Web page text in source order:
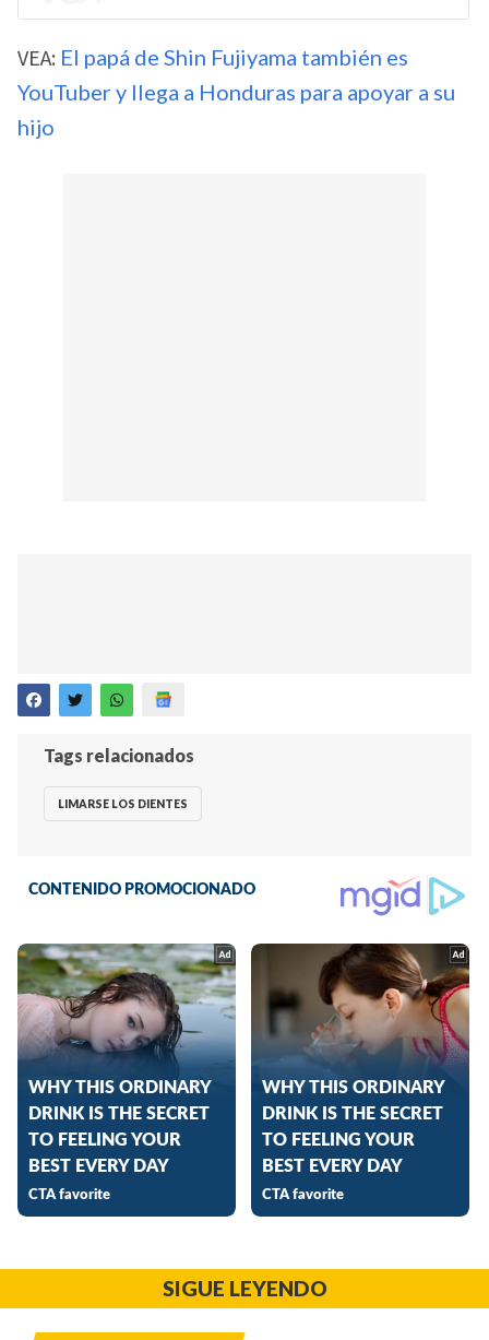
VEA: El papá de Shin Fujiyama también es
YouTuber y llega a Honduras para apoyar a su
hijo
Tags relacionados
LIMARSE LOS DIENTES
SIGUE LEYENDO